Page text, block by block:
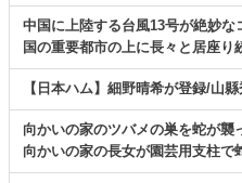
中国に上陸する台風13号が絶妙
国の重要都市の上に長々と居座
【日本ハム】細野晴希が登録/山
向かいの家のツバメの巣を蛇が襲
向かいの家の長女が園芸用支柱